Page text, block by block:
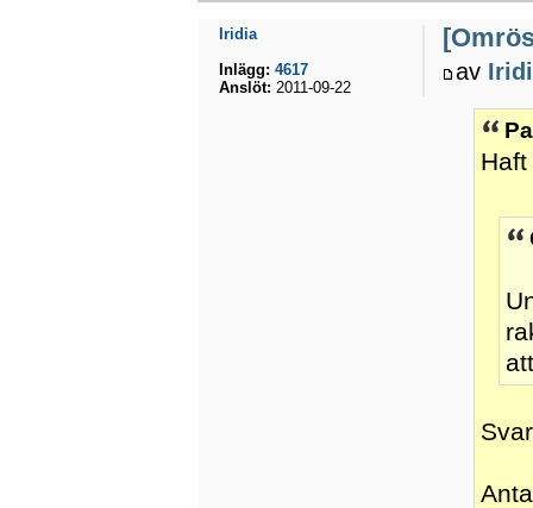
av
Iridia
Inlägg: 4617
Anslöt: 2011-09-22